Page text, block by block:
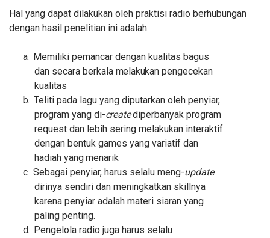
Hal yang dapat dilakukan oleh praktisi radio berhubungan
dengan hasil penelitian ini adalah:
a. Memiliki pemancar dengan kualitas bagus
dan secara berkala melakukan pengecekan
kualitas
b. Teliti pada lagu yang diputarkan oleh penyiar,
program yang di-creatediperbanyak program
request dan lebih sering melakukan interaktif
dengan bentuk games yang variatif dan
hadiah yangmenarik
c. Sebagai penyiar, harus selalu meng-update
dirinya sendiri dan meningkatkan skillnya
karena penyiar adalah materi siaran yang
paling penting.
d. Pengelola radio juga harus selalu